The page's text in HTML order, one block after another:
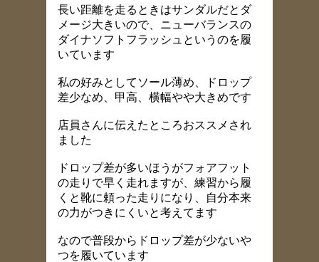
長い距離を走るときはサンダルだとダ
メージ大きいので、ニューバランスの
ダイナソフトフラッシュというのを履
いています
私の好みとしてソール薄め、ドロップ
差少なめ、甲高、横幅やや大きめです
店員さんに伝えたところおススメされ
ました
ドロップ差が多いほうがフォアフット
の走りで早く走れますが、練習から履
くと靴に頼った走りになり、自分本来
の力がつきにくいと考えてます
なので普段からドロップ差が少ないや
つを履いています